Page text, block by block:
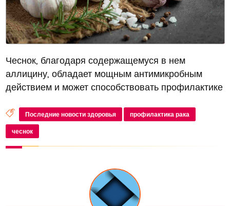
Чеснок, благодаря содержащемуся в нем
аллицину, обладает мощным антимикробным
действием и может способствовать профилактике
ссылкой на врачей. Аллицин помогает
нейтрализовать токсины и поддерживать
здоровь...
Последние новости здоровья профилактика рака
чеснок